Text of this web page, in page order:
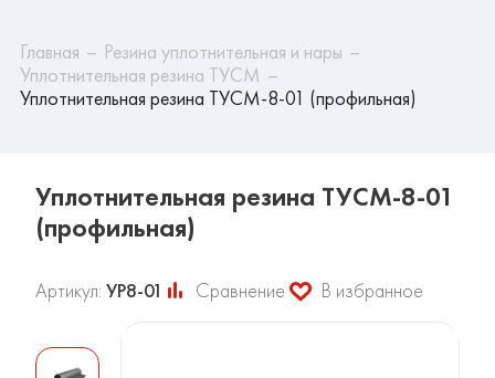
Главная
Резина уплотнительная и нары
Уплотнительная резина ТУСМ
Уплотнительная резина ТУСМ-8-01 (профильная)
Уплотнительная резина ТУСМ-8-01
(профильная)
Артикул: УР8-01 Сравнение В избранное